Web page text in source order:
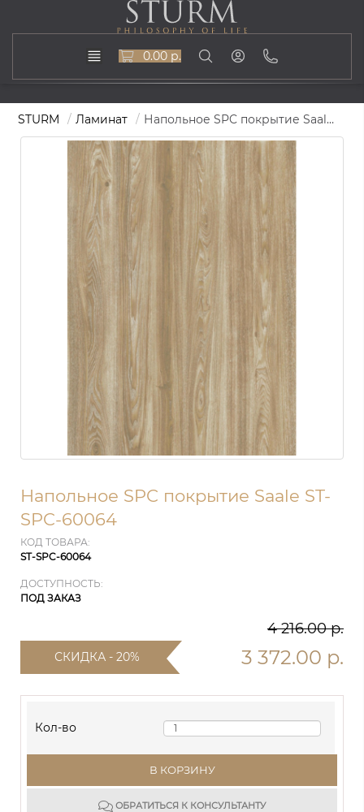
0.00 р.
STURM Ламинат Напольное SPC покрытие Saale, 1220х183х4, ST-SPC-60064
Напольное SPC покрытие Saale ST-
SPC-60064
КОД ТОВАРА:
ST-SPC-60064
ДОСТУПНОСТЬ:
ПОД ЗАКАЗ
4 216.00 р.
СКИДКА - 20% 3 372.00 р.
Кол-во
В КОРЗИНУ
ОБРАТИТЬСЯ К КОНСУЛЬТАНТУ